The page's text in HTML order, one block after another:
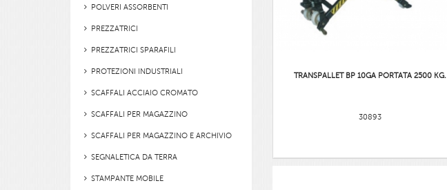
POLVERI ASSORBENTI
PREZZATRICI
PREZZATRICI SPARAFILI
PROTEZIONI INDUSTRIALI
SCAFFALI ACCIAIO CROMATO
SCAFFALI PER MAGAZZINO
SCAFFALI PER MAGAZZINO E ARCHIVIO
SEGNALETICA DA TERRA
STAMPANTE MOBILE
TRANSPALLET BP 10GA PORTATA 2500 KG.
30893